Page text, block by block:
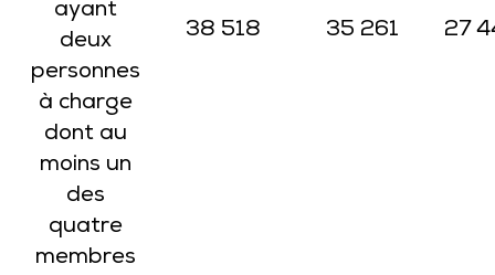
ayant
deux
personnes
à charge
dont au
moins un
des
quatre
membres
38 518 35 261 27